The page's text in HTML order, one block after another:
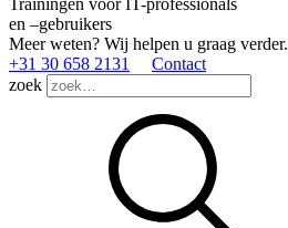
Trainingen voor IT-professionals
en –gebruikers
Meer weten? Wij helpen u graag verder.
+31 30 658 2131
Contact
zoek